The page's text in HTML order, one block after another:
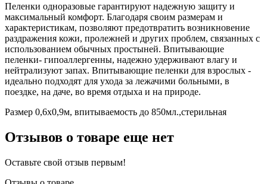
Пеленки одноразовые гарантируют надежную защиту и
максимальный комфорт. Благодаря своим размерам и
характеристикам, позволяют предотвратить возникновение
раздражения кожи, пролежней и других проблем, связанных с
использованием обычных простыней. Впитывающие
пеленки- гипоаллергенны, надежно удерживают влагу и
нейтрализуют запах. Впитывающие пеленки для взрослых -
идеально подходят для ухода за лежачими больными, в
поездке, на даче, во время отдыха и на природе.
Размер 0,6х0,9м, впитываемость до 850мл.,стерильная
Отзывов о товаре еще нет
Оставьте свой отзыв первым!